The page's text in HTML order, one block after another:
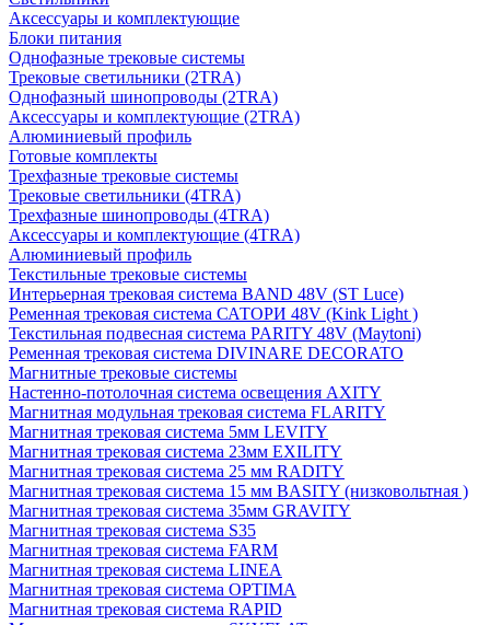
Аксессуары и комплектующие
Блоки питания
Однофазные трековые системы
Трековые светильники (2TRA)
Однофазный шинопроводы (2TRA)
Аксессуары и комплектующие (2TRA)
Алюминиевый профиль
Готовые комплекты
Трехфазные трековые системы
Трековые светильники (4TRA)
Трехфазные шинопроводы (4TRA)
Аксессуары и комплектующие (4TRA)
Алюминиевый профиль
Текстильные трековые системы
Интерьерная трековая система BAND 48V (ST Luce)
Ременная трековая система САТОРИ 48V (Kink Light )
Текстильная подвесная система PARITY 48V (Maytoni)
Ременная трековая система DIVINARE DECORATO
Магнитные трековые системы
Настенно-потолочная система освещения AXITY
Магнитная модульная трековая система FLARITY
Магнитная трековая система 5мм LEVITY
Магнитная трековая система 23мм EXILITY
Магнитная трековая система 25 мм RADITY
Магнитная трековая система 15 мм BASITY (низковольтная )
Магнитная трековая система 35мм GRAVITY
Магнитная трековая система S35
Магнитная трековая система FARM
Магнитная трековая система LINEA
Магнитная трековая система OPTIMA
Магнитная трековая система RAPID